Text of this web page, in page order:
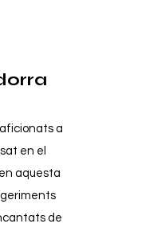
aficionats a
en el
aquesta
de